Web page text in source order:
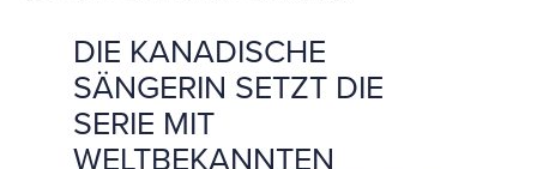
DIE KANADISCHE
SÄNGERIN SETZT DIE
SERIE MIT
WELTBEKANNTEN